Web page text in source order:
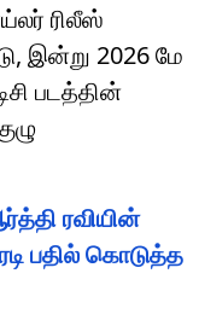
ரிலீஸ்
இன்று 2026 மே
படத்தின்
ரவியின்
பதில் கொடுத்த